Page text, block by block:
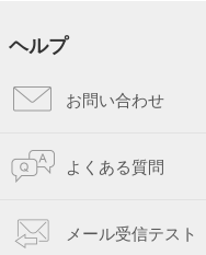
ヘルプ
お問い合わせ
よくある質問
メール受信テスト